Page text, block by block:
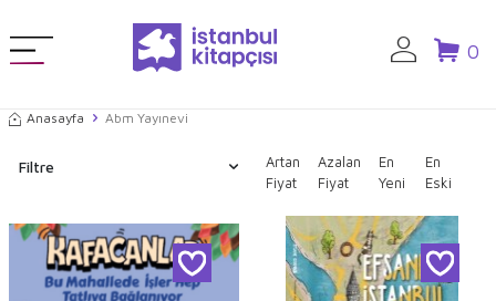
0
Anasayfa Abm Yayınevi
Filtre
Artan
Fiyat
Azalan
Fiyat
En
Yeni
En
Eski